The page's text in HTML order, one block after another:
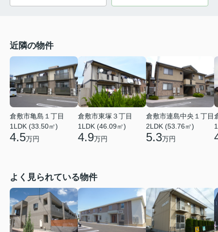
近隣の物件
倉敷市亀島１丁目
1LDK (33.50㎡)
4.5万円
倉敷市東塚３丁目
1LDK (46.09㎡)
4.9万円
倉敷市連島中央１丁目
2LDK (53.76㎡)
5.3万円
よく見られている物件